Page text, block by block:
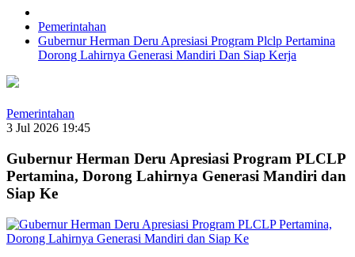
Pemerintahan
Gubernur Herman Deru Apresiasi Program Plclp Pertamina
Dorong Lahirnya Generasi Mandiri Dan Siap Kerja
Pemerintahan
3 Jul 2026 19:45
Gubernur Herman Deru Apresiasi Program PLCLP
Pertamina, Dorong Lahirnya Generasi Mandiri dan
Siap Ke